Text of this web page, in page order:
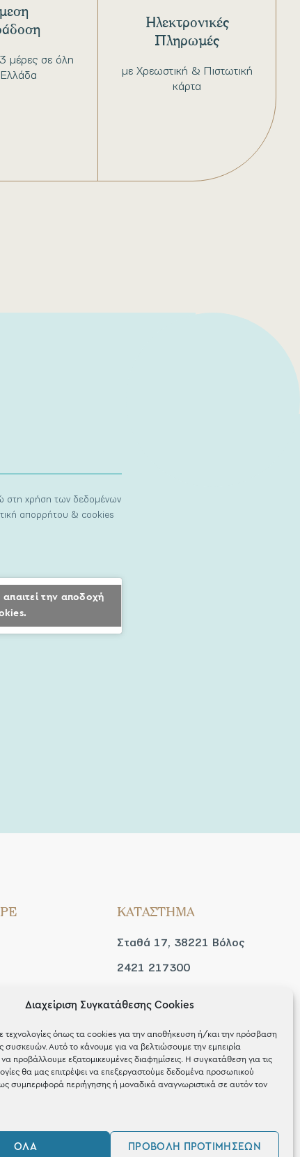
Διαχείριση Συγκατάθεσης Cookies
τεχνολογίες όπως τα cookies για την αποθήκευση ή/και την πρόσβαση
συσκευών. Αυτό το κάνουμε για να βελτιώσουμε την εμπειρία
να προβάλλουμε εξατομικευμένες διαφημίσεις. Η συγκατάθεση για τις
θα μας επιτρέψει να επεξεργαστούμε δεδομένα προσωπικού
συμπεριφορά περιήγησης ή μοναδικά αναγνωριστικά σε αυτόν τον
ΌΛΑ ΠΡΟΒΟΛΉ ΠΡΟΤΙΜΉΣΕΩΝ
μέρες σε όλη
με Χρεωστική & Πιστωτική
κάρτα
Ηλεκτρονικές
Πληρωμές
στη χρήση των δεδομένων
απορρήτου & cookies
την αποδοχή
ΚΑΤΑΣΤΗΜΑ
Σταθά 17, 38221 Βόλος
2421 217300
Τριτ / Πεμ / Παρ: 09:00 -
21:00